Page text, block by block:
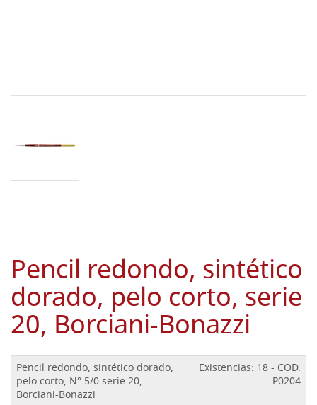
Pencil redondo, sintético
dorado, pelo corto, serie
20, Borciani-Bonazzi
Pencil redondo, sintético dorado,
pelo corto, N° 5/0 serie 20,
Borciani-Bonazzi
Existencias: 18 - COD.
P0204